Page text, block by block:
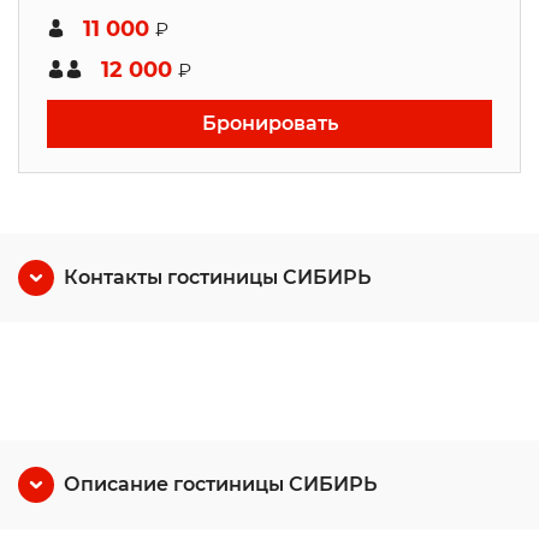
11 000 ₽
12 000 ₽
Бронировать
Контакты гостиницы СИБИРЬ
Описание гостиницы СИБИРЬ